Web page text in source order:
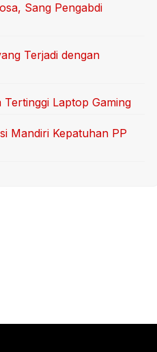
Sang Pengabdi
Terjadi dengan
Laptop Gaming
Mandiri Kepatuhan PP